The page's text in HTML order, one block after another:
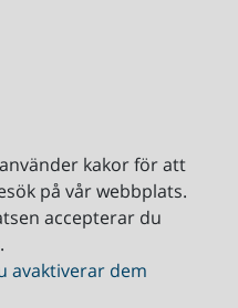
kakor för att
på vår webbplats.
accepterar du
avaktiverar dem